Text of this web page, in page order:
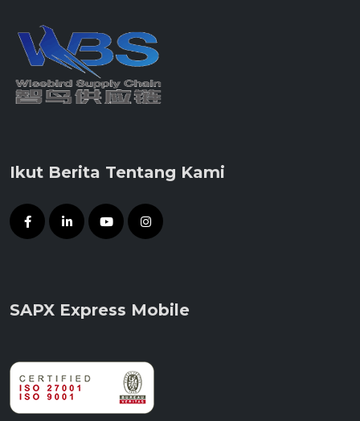
Ikut Berita Tentang Kami
SAPX Express Mobile